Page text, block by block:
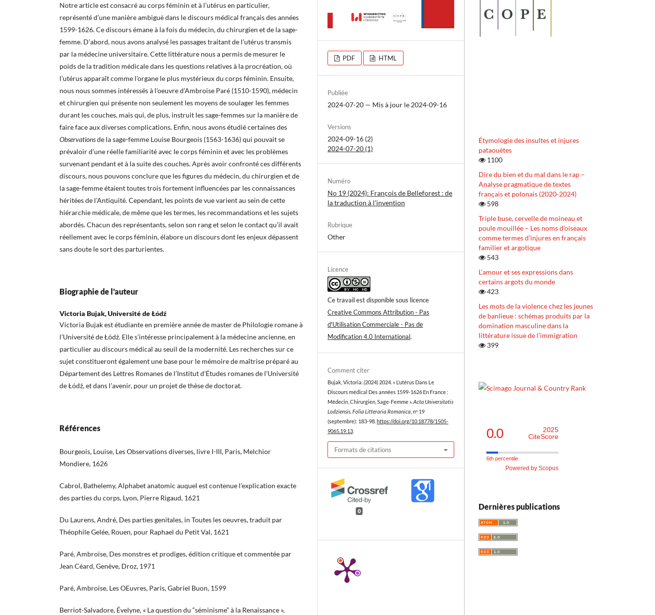
Notre article est consacré au corps féminin et à l’utérus en particulier,
représenté d’une manière ambiguë dans le discours médical français des années
1599-1626. Ce discours émane à la fois du médecin, du chirurgien et de la sage-
femme. D’abord, nous avons analysé les passages traitant de l’utérus transmis
par la médecine universitaire. Cette littérature nous a permis de mesurer le
poids de la tradition médicale dans les questions relatives à la procréation, où
l’utérus apparaît comme l’organe le plus mystérieux du corps féminin. Ensuite,
nous nous sommes intéressés à l’oeuvre d’Ambroise Paré (1510-1590), médecin
et chirurgien qui présente non seulement les moyens de soulager les femmes
durant les couches, mais qui, de plus, instruit les sage-femmes sur la manière de
faire face aux diverses complications. Enfin, nous avons étudié certaines des
Observationsde la sage-femme Louise Bourgeois (1563-1636) qui pouvait se
prévaloir d’une réelle familiarité avec le corps féminin et avec les problèmes
survenant pendant et à la suite des couches. Après avoir confronté ces différents
discours, nous pouvons conclure que les figures du médecin, du chirurgien et de
la sage-femme étaient toutes trois fortement influencées par les connaissances
héritées de l’Antiquité. Cependant, les points de vue varient au sein de cette
hiérarchie médicale, de même que les termes, les recommandations et les sujets
abordés. Chacun des représentants, selon son rang et selon le contact qu’il avait
réellement avec le corps féminin, élabore un discours dont les enjeux dépassent
sans doute le sort des parturientes.
Biographie de l'auteur
Victoria Bujak, Université de Łódź
Victoria Bujak est étudiante en première année de master de Philologie romane à
l’Université de Łódź. Elle s’intéresse principalement à la médecine ancienne, en
particulier au discours médical au seuil de la modernité. Les recherches sur ce
sujet constitueront également une base pour le mémoire de maîtrise préparé au
Département des Lettres Romanes de l’Institut d’Études romanes de l’Université
de Łódź, et dans l’avenir, pour un projet de thèse de doctorat.
Références
Bourgeois, Louise, Les Observations diverses, livre I-III, Paris, Melchior
Mondiere, 1626
Cabrol, Bathelemy, Alphabet anatomic auquel est contenue l’explication exacte
des parties du corps, Lyon, Pierre Rigaud, 1621
Du Laurens, André, Des parties genitales, in Toutes les oeuvres, traduit par
Théophile Gelée, Rouen, pour Raphael du Petit Val, 1621
Paré, Ambroise, Des monstres et prodiges, édition critique et commentée par
Jean Céard, Genève, Droz, 1971
Paré, Ambroise, Les OEuvres, Paris, Gabriel Buon, 1599
Berriot-Salvadore, Évelyne, « La question du “séminisme” à la Renaissance »,
PDF HTML
Publiée
2024-07-20 — Mis à jour le 2024-09-16
Versions
2024-09-16 (2)
2024-07-20 (1)
Numéro
No 19 (2024): François de Belleforest : de
la traduction à l’invention
Rubrique
Other
Licence
Ce travail est disponible sous licence
Creative Commons Attribution - Pas
d'Utilisation Commerciale - Pas de
Modification 4.0 International.
Comment citer
Bujak, Victoria. (2024) 2024. « L’utérus Dans Le
Discours médical Des années 1599-1626 En France :
Médecin, Chirurgien, Sage-Femme ».Acta Universitatis
Lodziensis. Folia Litteraria Romanica, nᵒ 19
(septembre): 183-98. https://doi.org/10.18778/1505-
9065.19.13.
Formats de citations
0
Étymologie des insultes et injures
pataouètes
1100
Dire du bien et du mal dans le rap –
Analyse pragmatique de textes
français et polonais (2020-2024)
598
Triple buse, cervelle de moineau et
poule mouillée – Les noms d’oiseaux
comme termes d’injures en français
familier et argotique
543
L’amour et ses expressions dans
certains argots du monde
423
Les mots de la violence chez les jeunes
de banlieue : schémas produits par la
domination masculine dans la
littérature issue de l’immigration
399
0.0
2025
CiteScore
6th percentile
Powered by Scopus
Dernières publications